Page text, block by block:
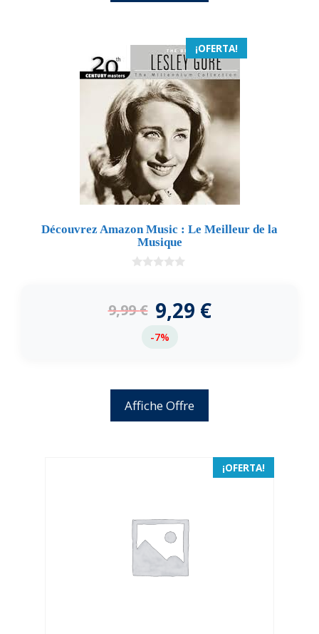
¡OFERTA!
Découvrez Amazon Music : Le Meilleur de la
Musique
5
9,99€ 9,29 €
-7%
Affiche Offre
¡OFERTA!